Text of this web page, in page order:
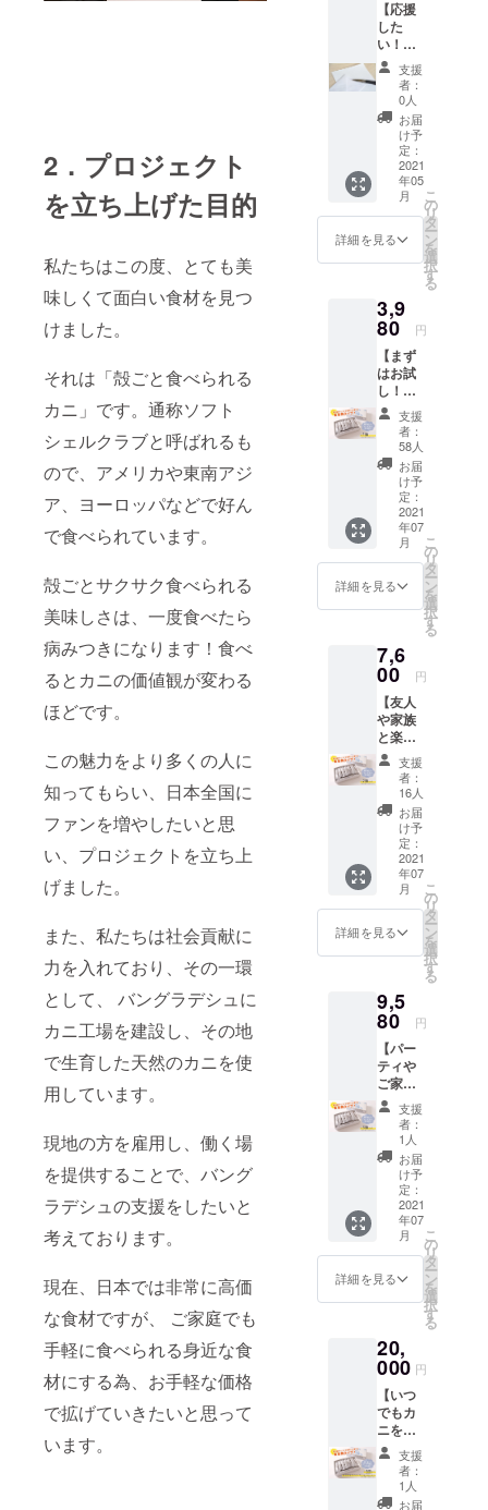
2．プロジェクト
を立ち上げた目的
私たちはこの度、とても美
味しくて面白い食材を見つ
けました。
それは「殻ごと食べられる
カニ」です。通称ソフト
シェルクラブと呼ばれるも
ので、アメリカや東南アジ
ア、ヨーロッパなどで好ん
で食べられています。
殻ごとサクサク食べられる
美味しさは、一度食べたら
病みつきになります！食べ
るとカニの価値観が変わる
ほどです。
この魅力をより多くの人に
知ってもらい、日本全国に
ファンを増やしたいと思
い、プロジェクトを立ち上
げました。
また、私たちは社会貢献に
力を入れており、その一環
として、 バングラデシュに
カニ工場を建設し、その地
で生育した天然のカニを使
用しています。
現地の方を雇用し、働く場
を提供することで、バング
ラデシュの支援をしたいと
考えております。
現在、日本では非常に高価
な食材ですが、 ご家庭でも
手軽に食べられる身近な食
材にする為、お手軽な価格
で拡げていきたいと思って
います。
【応援
した
い！支
援コー
ス サン
クス
メー
ル】 ご
支援い
ただい
た方に
直接
メール
にて御
礼を送
らせて
きま
す。
支援
者：
0人
お届
け予
定：
2021
年05
月
詳細を見る
こ
の
リ
タ
ー
ン
を
選
択
す
る
3,9
80 円
【まず
はお試
し！初
めて
コー
ス】
「殻ご
と食べ
られる
カニ」
通称ソ
フト
シェル
クラブ
です。
ホテル
べられ
ている
高級食
材で
す！ ソ
フト
シェル
クラブ
を食べ
たこと
がない
けれど
興味が
る…、
迷った
らこ
けで
す！ リ
ターン
内容：
ソフト
シェル
クラブ1
箱（約
18匹入
り/1kg
支援
者：
58人
お届
け予
定：
2021
年07
月
詳細を見る
こ
の
リ
タ
ー
ン
を
選
択
す
る
7,6
00 円
【友人
や家族
と楽し
む！
シェア
コー
ス】
「殻ご
と食べ
られる
カニ」
通称ソ
フト
シェル
クラブ
です。
家族と1
箱ずつ
シェア
も可
能！1箱
購入よ
りもお
買い得
です♪
リター
ン内
容：ソ
フト
シェル
クラブ2
箱（約
18匹入
支援
者：
16人
お届
け予
定：
2021
年07
月
詳細を見る
こ
の
リ
タ
ー
ン
を
選
択
す
る
9,5
80 円
【パー
ティや
ご家庭
で楽し
む！
ファミ
リー
コー
ス】
「殻ご
と食べ
られる
カニ」
通称ソ
フト
シェル
です。
パー
ティ・
家族で
のお食
事にお
すす
め！珍
しい食
材で盛
支援
者：
1人
お届
け予
定：
2021
年07
月
詳細を見る
こ
の
リ
タ
ー
ン
を
選
択
す
る
20,
000 円
【いつ
でもカ
ニを楽
しめる
コース
♪（小）
】 「殻
支援
者：
1人
お届